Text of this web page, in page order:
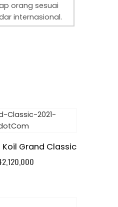
orang sesuai
internasional.
Koil Grand Classic